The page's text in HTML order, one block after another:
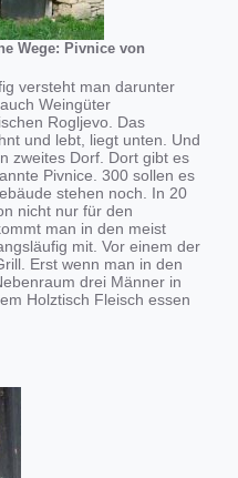
Wege: Pivnice von
versteht man darunter
Weingüter
Rogljevo. Das
und lebt, liegt unten. Und
zweites Dorf. Dort gibt es
Pivnice. 300 sollen es
stehen noch. In 20
nicht nur für den
man in den meist
mit. Vor einem der
Erst wenn man in den
drei Männer in
Holztisch Fleisch essen